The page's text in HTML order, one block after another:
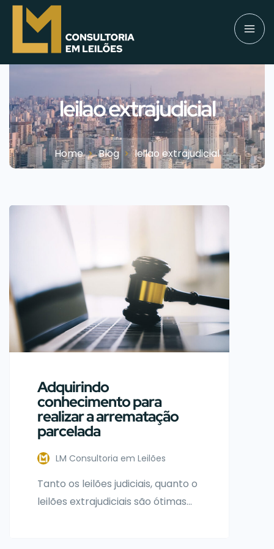
leilao extrajudicial
Home Blog leilao extrajudicial
Adquirindo
conhecimento para
realizar a arrematação
parcelada
LM Consultoria em Leilões
Tanto os leilões judiciais, quanto o
leilões extrajudiciais são ótimas